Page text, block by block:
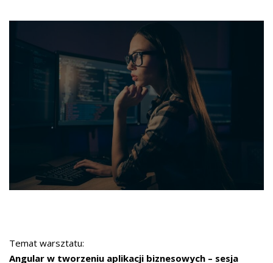
Temat warsztatu:
Angular w tworzeniu aplikacji biznesowych – sesja